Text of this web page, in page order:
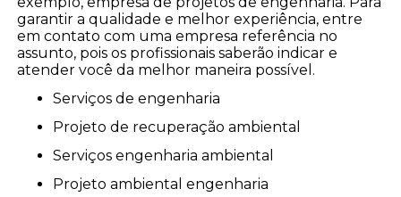
garantir a qualidade e melhor experiência, entre
em contato com uma empresa referência no
assunto, pois os profissionais saberão indicar e
atender você da melhor maneira possível.
serviços de engenharia
projeto de recuperação ambiental
serviços engenharia ambiental
projeto ambiental engenharia